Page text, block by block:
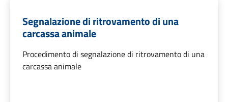
Segnalazione di ritrovamento di una
carcassa animale
Procedimento di segnalazione di ritrovamento di una
carcassa animale